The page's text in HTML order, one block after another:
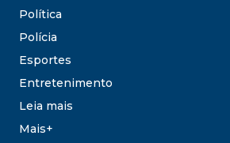
Política
Polícia
Esportes
Entretenimento
Leia mais
Mais+